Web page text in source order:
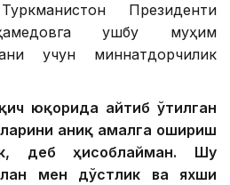
Президенти
ушбу муҳим
учун миннатдорчилик
юқорида айтиб ўтилган
аниқ амалга ошириш
деб ҳисоблайман. Шу
мен дўстлик ва яхши